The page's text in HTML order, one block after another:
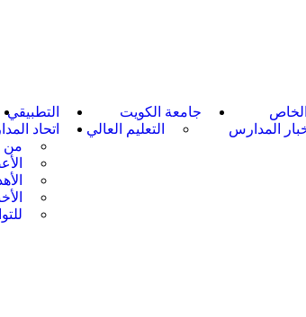
الخاص
المدارس
جامعة الكويت
التعليم العالي
التطبيقي
اتحاد
من